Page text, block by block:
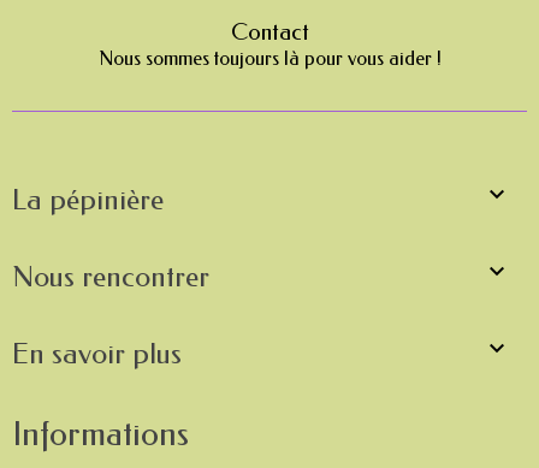
Contact
Nous sommes toujours là pour vous aider !
La pépinière 
Nous rencontrer 
En savoir plus 
Informations